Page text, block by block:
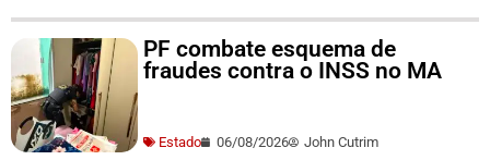
PF combate esquema de
fraudes contra o INSS no MA
Estado 06/08/2026 John Cutrim